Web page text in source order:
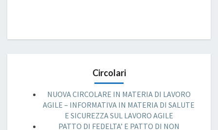
Circolari
NUOVA CIRCOLARE IN MATERIA DI LAVORO
AGILE – INFORMATIVA IN MATERIA DI SALUTE
E SICUREZZA SUL LAVORO AGILE
PATTO DI FEDELTA’ E PATTO DI NON